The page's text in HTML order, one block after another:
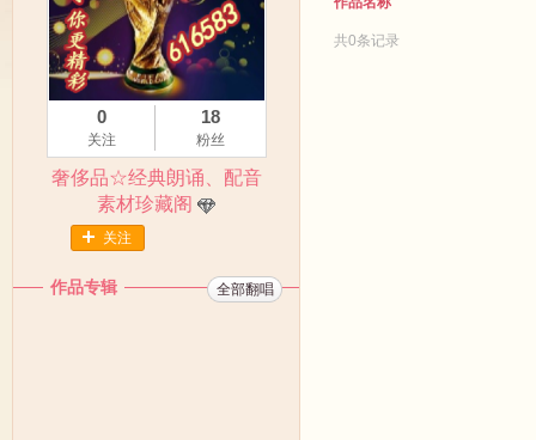
0
关注
18
粉丝
奢侈品☆经典朗诵、配音
素材珍藏阁
关注
作品专辑 全部翻唱
共0条记录